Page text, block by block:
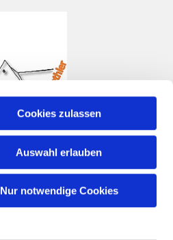
Cookies zulassen
Auswahl erlauben
Nur notwendige Cookies